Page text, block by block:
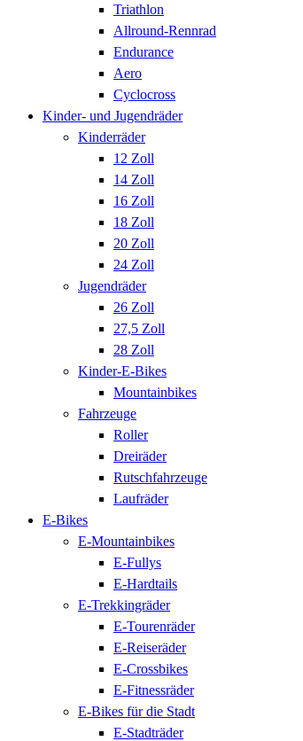
Triathlon
Allround-Rennrad
Endurance
Aero
Cyclocross
Kinder- und Jugendräder
Kinderräder
12 Zoll
14 Zoll
16 Zoll
18 Zoll
20 Zoll
24 Zoll
Jugendräder
26 Zoll
27,5 Zoll
28 Zoll
Kinder-E-Bikes
Mountainbikes
Fahrzeuge
Roller
Dreiräder
Rutschfahrzeuge
Laufräder
E-Bikes
E-Mountainbikes
E-Fullys
E-Hardtails
E-Trekkingräder
E-Tourenräder
E-Reiseräder
E-Crossbikes
E-Fitnessräder
E-Bikes für die Stadt
E-Stadträder